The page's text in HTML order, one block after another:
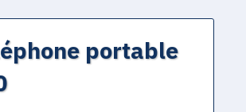
portable